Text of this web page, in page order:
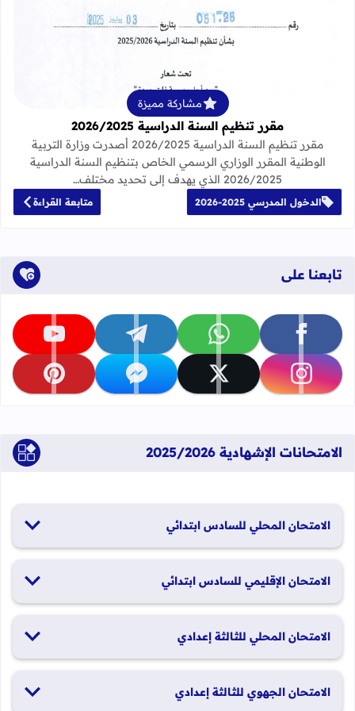
قراءة المزيد عن مقرر تنظيم السنة الدراسية
مشاركة مميزة
مقرر تنظيم السنة الدراسية 2026/2025
مقرر تنظيم السنة الدراسية 2026/2025 أصدرت وزارة التربية
الوطنية المقرر الوزاري الرسمي الخاص بتنظيم السنة الدراسية
2026/2025 الذي يهدف إلى تحديد مختلف…
الدخول المدرسي 2025-2026 متابعة القراءة
تابعنا على
تابعنا على facebook تابعنا على whatsapp تابعنا على telegram تابعنا على youtube
تابعنا على instagram تابعنا على x تابعنا على messenger تابعنا على pinterest
الامتحانات الإشهادية 2025/2026
الامتحان المحلي للسادس ابتدائي
الامتحان الإقليمي للسادس ابتدائي
الامتحان المحلي للثالثة إعدادي
الامتحان الجهوي للثالثة إعدادي